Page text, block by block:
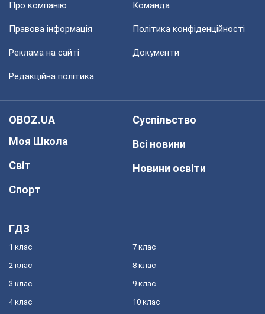
Про компанію Команда
Правова інформація Політика конфіденційності
Реклама на сайті Документи
Редакційна політика
OBOZ.UA
Моя Школа
Світ
Спорт
Суспільство
Всі новини
Новини освіти
ГДЗ
1 клас
2 клас
3 клас
4 клас
7 клас
8 клас
9 клас
10 клас